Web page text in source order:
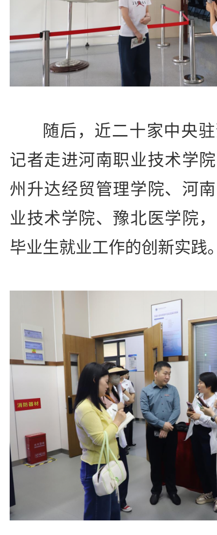
随后，近二十家中央
记者走进河南职业技术学
州升达经贸管理学院、河
业技术学院、豫北医学院
毕业生就业工作的创新实践